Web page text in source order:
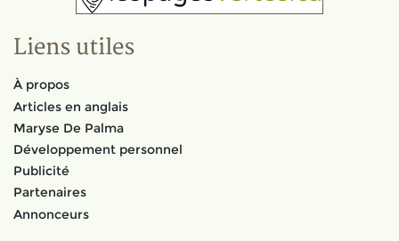
Liens utiles
À propos
Articles en anglais
Maryse De Palma
Développement personnel
Publicité
Partenaires
Annonceurs